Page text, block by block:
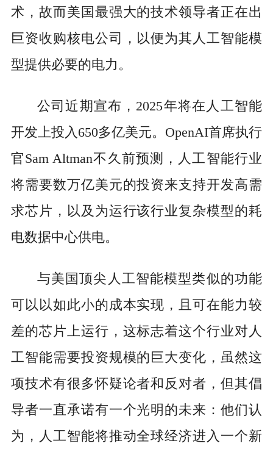
术，故而美国最强大的技术领导者正在出
巨资收购核电公司，以便为其人工智能模
型提供必要的电力。
公司近期宣布，2025年将在人工智能
开发上投入650多亿美元。OpenAI首席执行
官Sam Altman不久前预测，人工智能行业
将需要数万亿美元的投资来支持开发高需
求芯片，以及为运行该行业复杂模型的耗
电数据中心供电。
与美国顶尖人工智能模型类似的功能
可以以如此小的成本实现，且可在能力较
差的芯片上运行，这标志着这个行业对人
工智能需要投资规模的巨大变化，虽然这
项技术有很多怀疑论者和反对者，但其倡
导者一直承诺有一个光明的未来：他们认
为，人工智能将推动全球经济进入一个新